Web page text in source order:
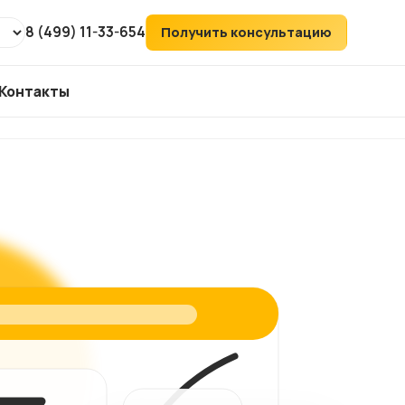
8 (499) 11-33-654 Получить консультацию
Контакты